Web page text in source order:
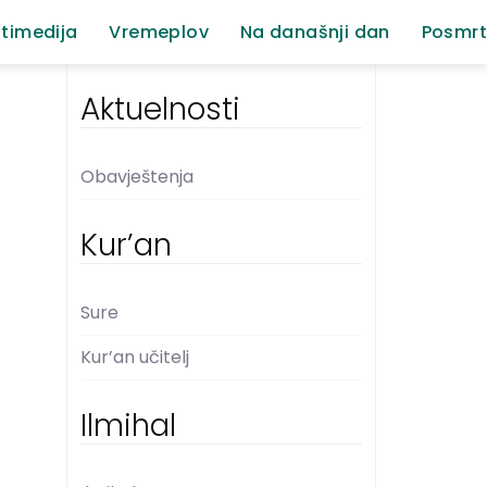
Vremeplov Na današnji dan
Aktuelnosti
Obavještenja
Kur’an
Sure
Kur’an učitelj
Ilmihal